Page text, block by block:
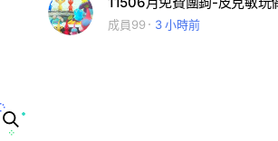
成員99 3 小時前